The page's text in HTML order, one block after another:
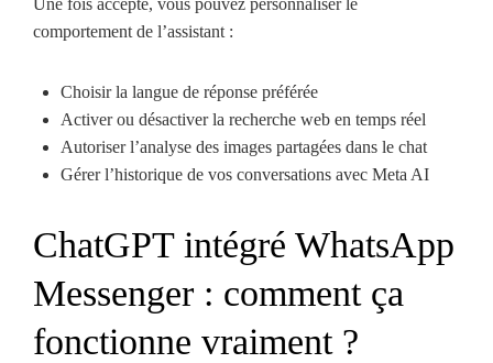
comportement de l’assistant :
Choisir la langue de réponse préférée
Activer ou désactiver la recherche web en temps réel
Autoriser l’analyse des images partagées dans le chat
Gérer l’historique de vos conversations avec Meta AI
ChatGPT intégré WhatsApp
Messenger : comment ça
fonctionne vraiment ?